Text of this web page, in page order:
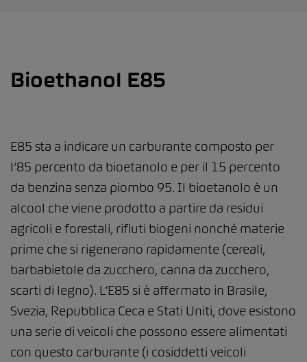
Bioethanol E85
E85 sta a indicare un carburante composto per
l’85 percento da bioetanolo e per il 15 percento
da benzina senza piombo 95. Il bioetanolo è un
alcool che viene prodotto a partire da residui
agricoli e forestali, rifiuti biogeni nonché materie
prime che si rigenerano rapidamente (cereali,
barbabietole da zucchero, canna da zucchero,
scarti di legno). L’E85 si è affermato in Brasile,
Svezia, Repubblica Ceca e Stati Uniti, dove esistono
una serie di veicoli che possono essere alimentati
con questo carburante (i cosiddetti veicoli